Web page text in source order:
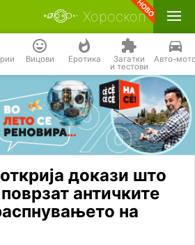
Хороскоп
Вицови Еротика Загатки
и тестови
Авто-
докази што
античките
на